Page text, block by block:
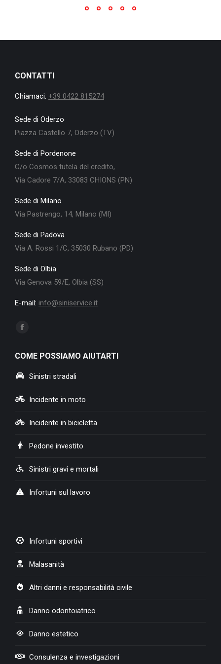
CONTATTI
Chiamaci: +39 0422 815274
Sede di Oderzo
Piazza Castello 7, Oderzo (TV)
Sede di Pordenone
C/o Cosmos tutela del credito,
Via Cadore 7/A, 33083 CHIONS (PN)
Sede di Milano
Via Pastrengo, 14, Milano (MI)
Sede di Padova
Via A. Rossi 1/C, 35030 Rubano (PD)
Sede di Olbia
Via Genova 59/E, Olbia (SS)
E-mail: info@siniservice.it
Ci puoi trovare su:
Facebook
opens
in
window
COME POSSIAMO AIUTARTI
Sinistri stradali
Incidente in moto
Incidente in bicicletta
Pedone investito
Sinistri gravi e mortali
Infortuni sul lavoro
Infortuni sportivi
Malasanità
Altri danni e responsabilità civile
Danno odontoiatrico
Danno estetico
Consulenza e investigazioni